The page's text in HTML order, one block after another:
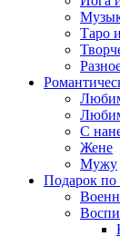
Таро
С
Жене
Мужу
Подарок по